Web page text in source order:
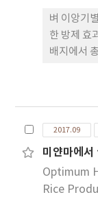
벼 이앙기
한 방제 효과는 다음
배지에서
였고, 녹
총인이
무인산 대
1으로 3배
20 ml-1 2배 이상
2017.09
미얀마에서
Optimum
Rice